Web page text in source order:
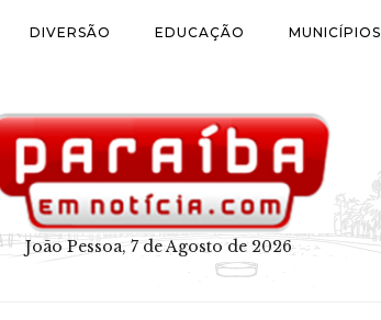
DIVERSÃO EDUCAÇÃO MUNICÍPIOS
João Pessoa, 7 de Agosto de 2026